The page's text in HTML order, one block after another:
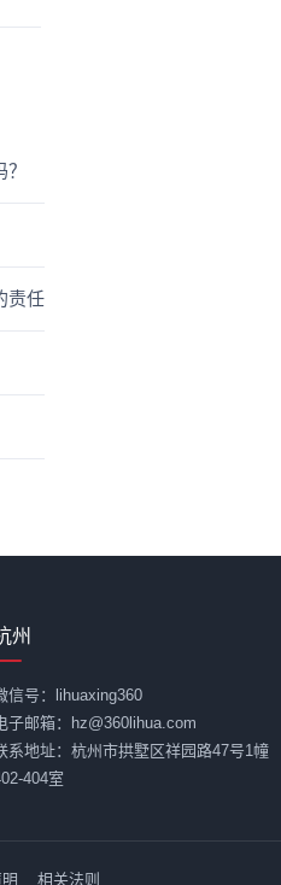
责任
州
信号：lihuaxing360
子邮箱：hz@360lihua.com
系地址：杭州市拱墅区祥园路47号1幢
404室
相关法则